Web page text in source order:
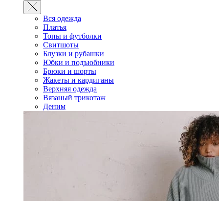
Вся одежда
Платья
Топы и футболки
Свитшоты
Блузки и рубашки
Юбки и подъюбники
Брюки и шорты
Жакеты и кардиганы
Верхняя одежда
Вязаный трикотаж
Деним